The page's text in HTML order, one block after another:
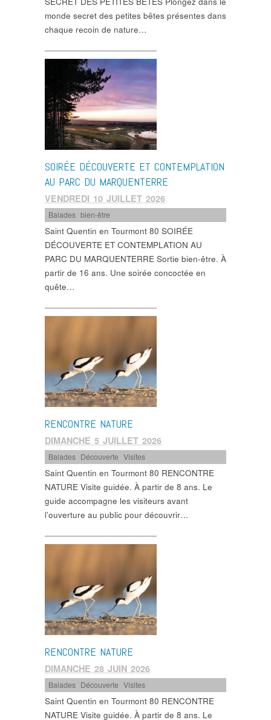
monde secret des petites bêtes présentes dans
chaque recoin de nature…
SOIRÉE DÉCOUVERTE ET CONTEMPLATION
AU PARC DU MARQUENTERRE
VENDREDI 10 JUILLET 2026
Balades ,bien-être
Saint Quentin en Tourmont 80 SOIRÉE
DÉCOUVERTE ET CONTEMPLATION AU
PARC DU MARQUENTERRE Sortie bien-être. À
partir de 16 ans. Une soirée concoctée en
quête…
RENCONTRE NATURE
DIMANCHE 5 JUILLET 2026
Balades Découverte ,Visites
Saint Quentin en Tourmont 80 RENCONTRE
NATURE Visite guidée. À partir de 8 ans. Le
guide accompagne les visiteurs avant
l’ouverture au public pour découvrir…
RENCONTRE NATURE
DIMANCHE 28 JUIN 2026
Balades Découverte ,Visites
Saint Quentin en Tourmont 80 RENCONTRE
NATURE Visite guidée. À partir de 8 ans. Le